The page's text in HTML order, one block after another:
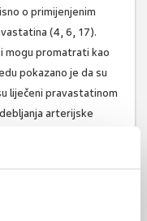
o primijenjenim
(4, 6, 17).
mogu promatrati kao
pokazano je da su
liječeni pravastatinom
arterijske
(2, 4, 6).
primjenu